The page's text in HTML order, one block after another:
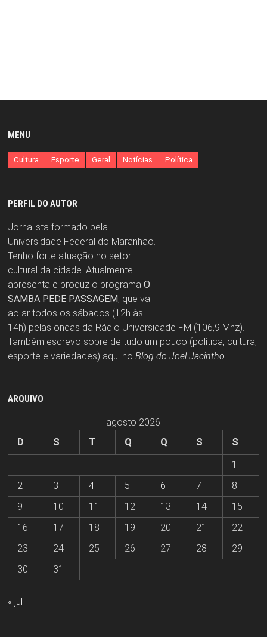
MENU
Cultura Esporte Geral Notícias Política
PERFIL DO AUTOR
Jornalista formado pela
Universidade Federal do Maranhão.
Tenho forte atuação no setor
cultural da cidade. Atualmente
apresenta e produz o programa O
SAMBA PEDE PASSAGEM, que vai
ao ar todos os sábados (12h às
14h) pelas ondas da Rádio Universidade FM (106,9 Mhz).
Também escrevo sobre de tudo um pouco (política, cultura,
esporte e variedades) aqui no Blog do Joel Jacintho.
ARQUIVO
agosto 2026
D
S T Q Q S
S
1
2
3 4 5 6 7
8
9
10 11 12 13 14
15
16
17 18 19 20 21
22
23
24 25 26 27 28
29
30
31
« jul